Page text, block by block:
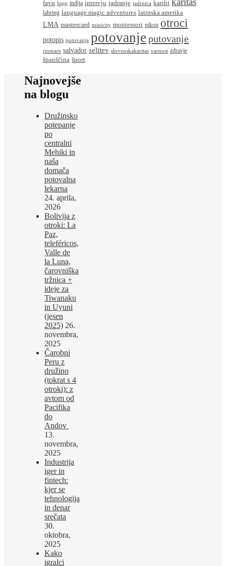
favn hipp indija intervju jadranje jadrnica karibi
labring language magic adventures latinska amerika
LMA mastercard minicity montessori nikon otroci
potopis potovanja potovanje putovanje
riomare salvador selitev slovenskakaritas varnost zdravje
španščina šport
Najnovejše
na blogu
Družinsko
potepanje
po
centralni
Mehiki in
naša
domača
potovalna
lekarna
24. aprila,
2026
Bolivija z
otroki: La
Paz,
teleféricos,
Valle de
la Luna,
čarovniška
tržnica +
ideje za
Tiwanaku
in Uyuni
(jesen
2025) 26.
novembra,
2025
Čarobni
Peru z
družino
(tokrat s 4
otroki): z
avtom od
Pacifika
do
Andov
13.
novembra,
2025
Industrija
iger in
fintech:
kjer se
tehnologija
in denar
srečata
30.
oktobra,
2025
Kako
igralci